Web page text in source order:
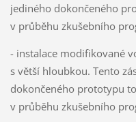
jediného dokončeného
v průběhu zkušebního
- instalace modifikované
s větší hloubkou. Tento
dokončeného prototypu
v průběhu zkušebního